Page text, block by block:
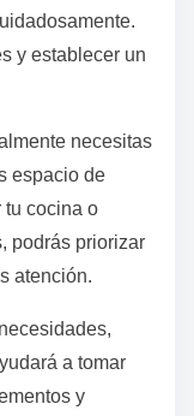
y establecer un
necesitas
espacio de
tu cocina o
podrás priorizar
atención.
a tomar
y